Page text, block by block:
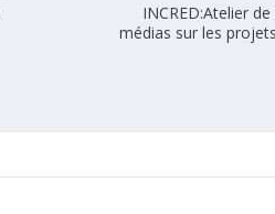
INCRED:Atelier
médias sur les